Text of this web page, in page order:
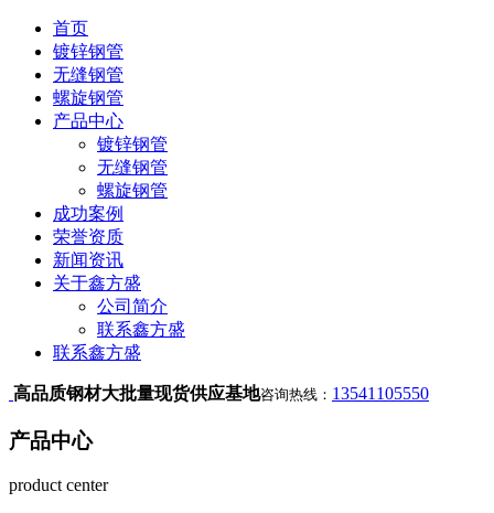
首页
镀锌钢管
无缝钢管
螺旋钢管
产品中心
镀锌钢管
无缝钢管
螺旋钢管
成功案例
荣誉资质
新闻资讯
关于鑫方盛
公司简介
联系鑫方盛
联系鑫方盛
高品质钢材大批量现货供应基地咨询热线： 13541105550
产品中心
product center